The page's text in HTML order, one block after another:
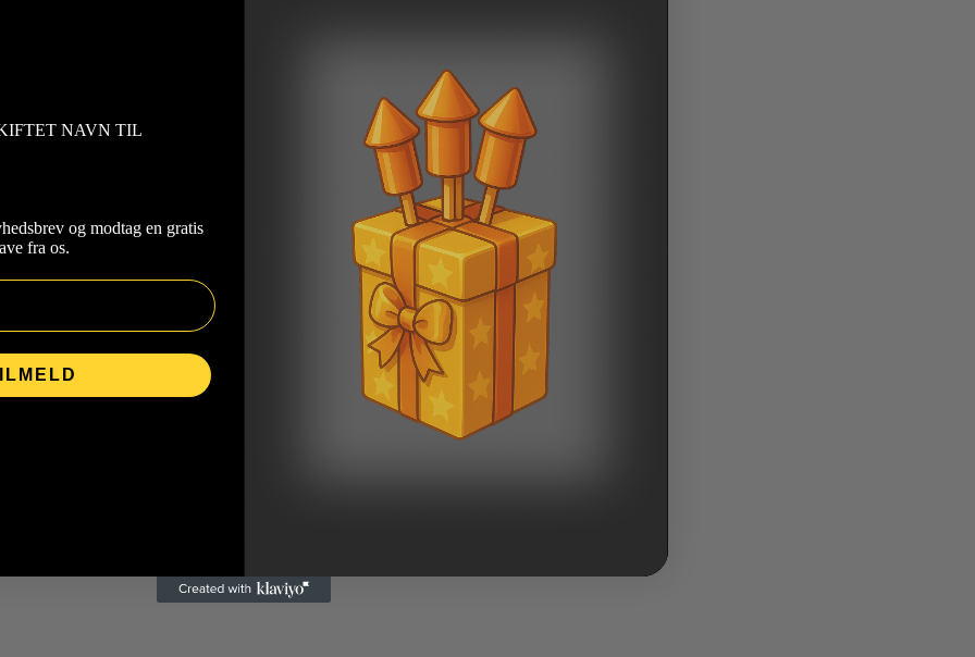
NAVN TIL
og modtag en gratis
fra os.